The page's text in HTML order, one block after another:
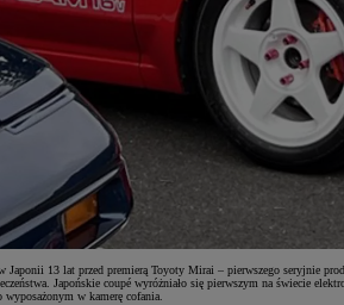
13 lat przed premierą Toyoty Mirai – pierwszego seryjnie
Japońskie coupé wyróżniało się pierwszym na świecie
w kamerę cofania.